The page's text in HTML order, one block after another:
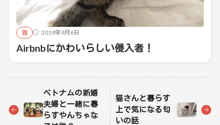
猫 2019年9月6日
Airbnbにかわいらしい侵入者！
ベトナムの新婚
夫婦と一緒に暮
らすやんちゃな
猫さんと暮らす
上で気になる匂
いの話